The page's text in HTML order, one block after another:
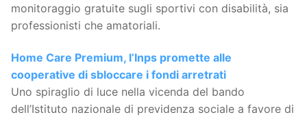
monitoraggio gratuite sugli sportivi con disabilità, sia
professionisti che amatoriali.
Home Care Premium, l’Inps promette alle
cooperative di sbloccare i fondi arretrati
Uno spiraglio di luce nella vicenda del bando
dell’Istituto nazionale di previdenza sociale a favore di